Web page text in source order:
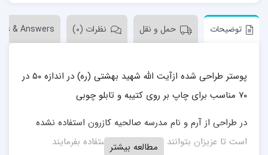
توضیحات حمل و نقل نظرات (0) & Answers
پوستر طراحی شده ازآیت الله شهید بهشتی (ره) در اندازه ۵۰ در
۷۰ مناسب برای چاپ بر روی کتیبه و تابلو چوبی
در طراحی از آرم و نام مدرسه صالحیه کازرون استفاده نشده
است تا عزیزان بتوانند در مدرسه خود استفاده بفرمایند
مطالعه بیشتر